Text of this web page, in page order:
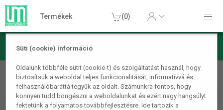
Süti (cookie) információ
Oldalunk többféle sütit (cookie-t) és szolgáltatást használ, hogy
biztosítsuk a weboldal teljes funkcionalitását, informatívvá és
felhasználóbaráttá tegyük az oldalt. Számunkra fontos, hogy
könnyen tudd böngészni a weboldalunkat és ezért nagy hangsúlyt
fektetünk a folyamatos továbbfejlesztésre. Ide tartozik a
Termékek (0)
Játék, Party kellékek Autók, járművek
1/24 Méretarányú
Vékonykerekű Játék Traktor